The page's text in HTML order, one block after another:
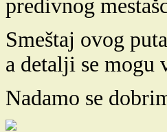
predivnog
Smeštaj ovog
a detalji se mogu
Nadamo se